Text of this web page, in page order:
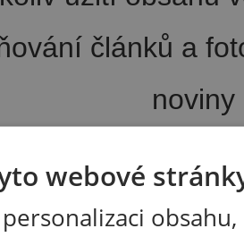
článků a
webové
personalizaci